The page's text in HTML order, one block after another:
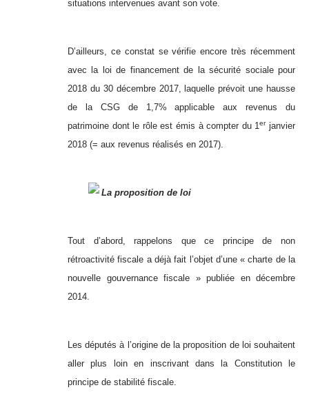
situations intervenues avant son vote.
D’ailleurs, ce constat se vérifie encore très récemment
avec la loi de financement de la sécurité sociale pour
2018 du 30 décembre 2017, laquelle prévoit une hausse
de la CSG de 1,7% applicable aux revenus du
patrimoine dont le rôle est émis à compter du 1erjanvier
2018 (= aux revenus réalisés en 2017).
La proposition de loi
Tout d’abord, rappelons que ce principe de non
rétroactivité fiscale a déjà fait l’objet d’une « charte de la
nouvelle gouvernance fiscale » publiée en décembre
2014.
Les députés à l’origine de la proposition de loi souhaitent
aller plus loin en inscrivant dans la Constitution le
principe de stabilité fiscale.